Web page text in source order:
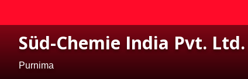
Süd-Chemie India Pvt. Ltd.
Purnima